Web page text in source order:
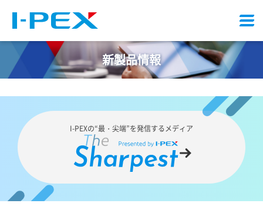
ニ
ュ
ー
新製品情報
I-PEXの“最・尖端”を発信するメディア